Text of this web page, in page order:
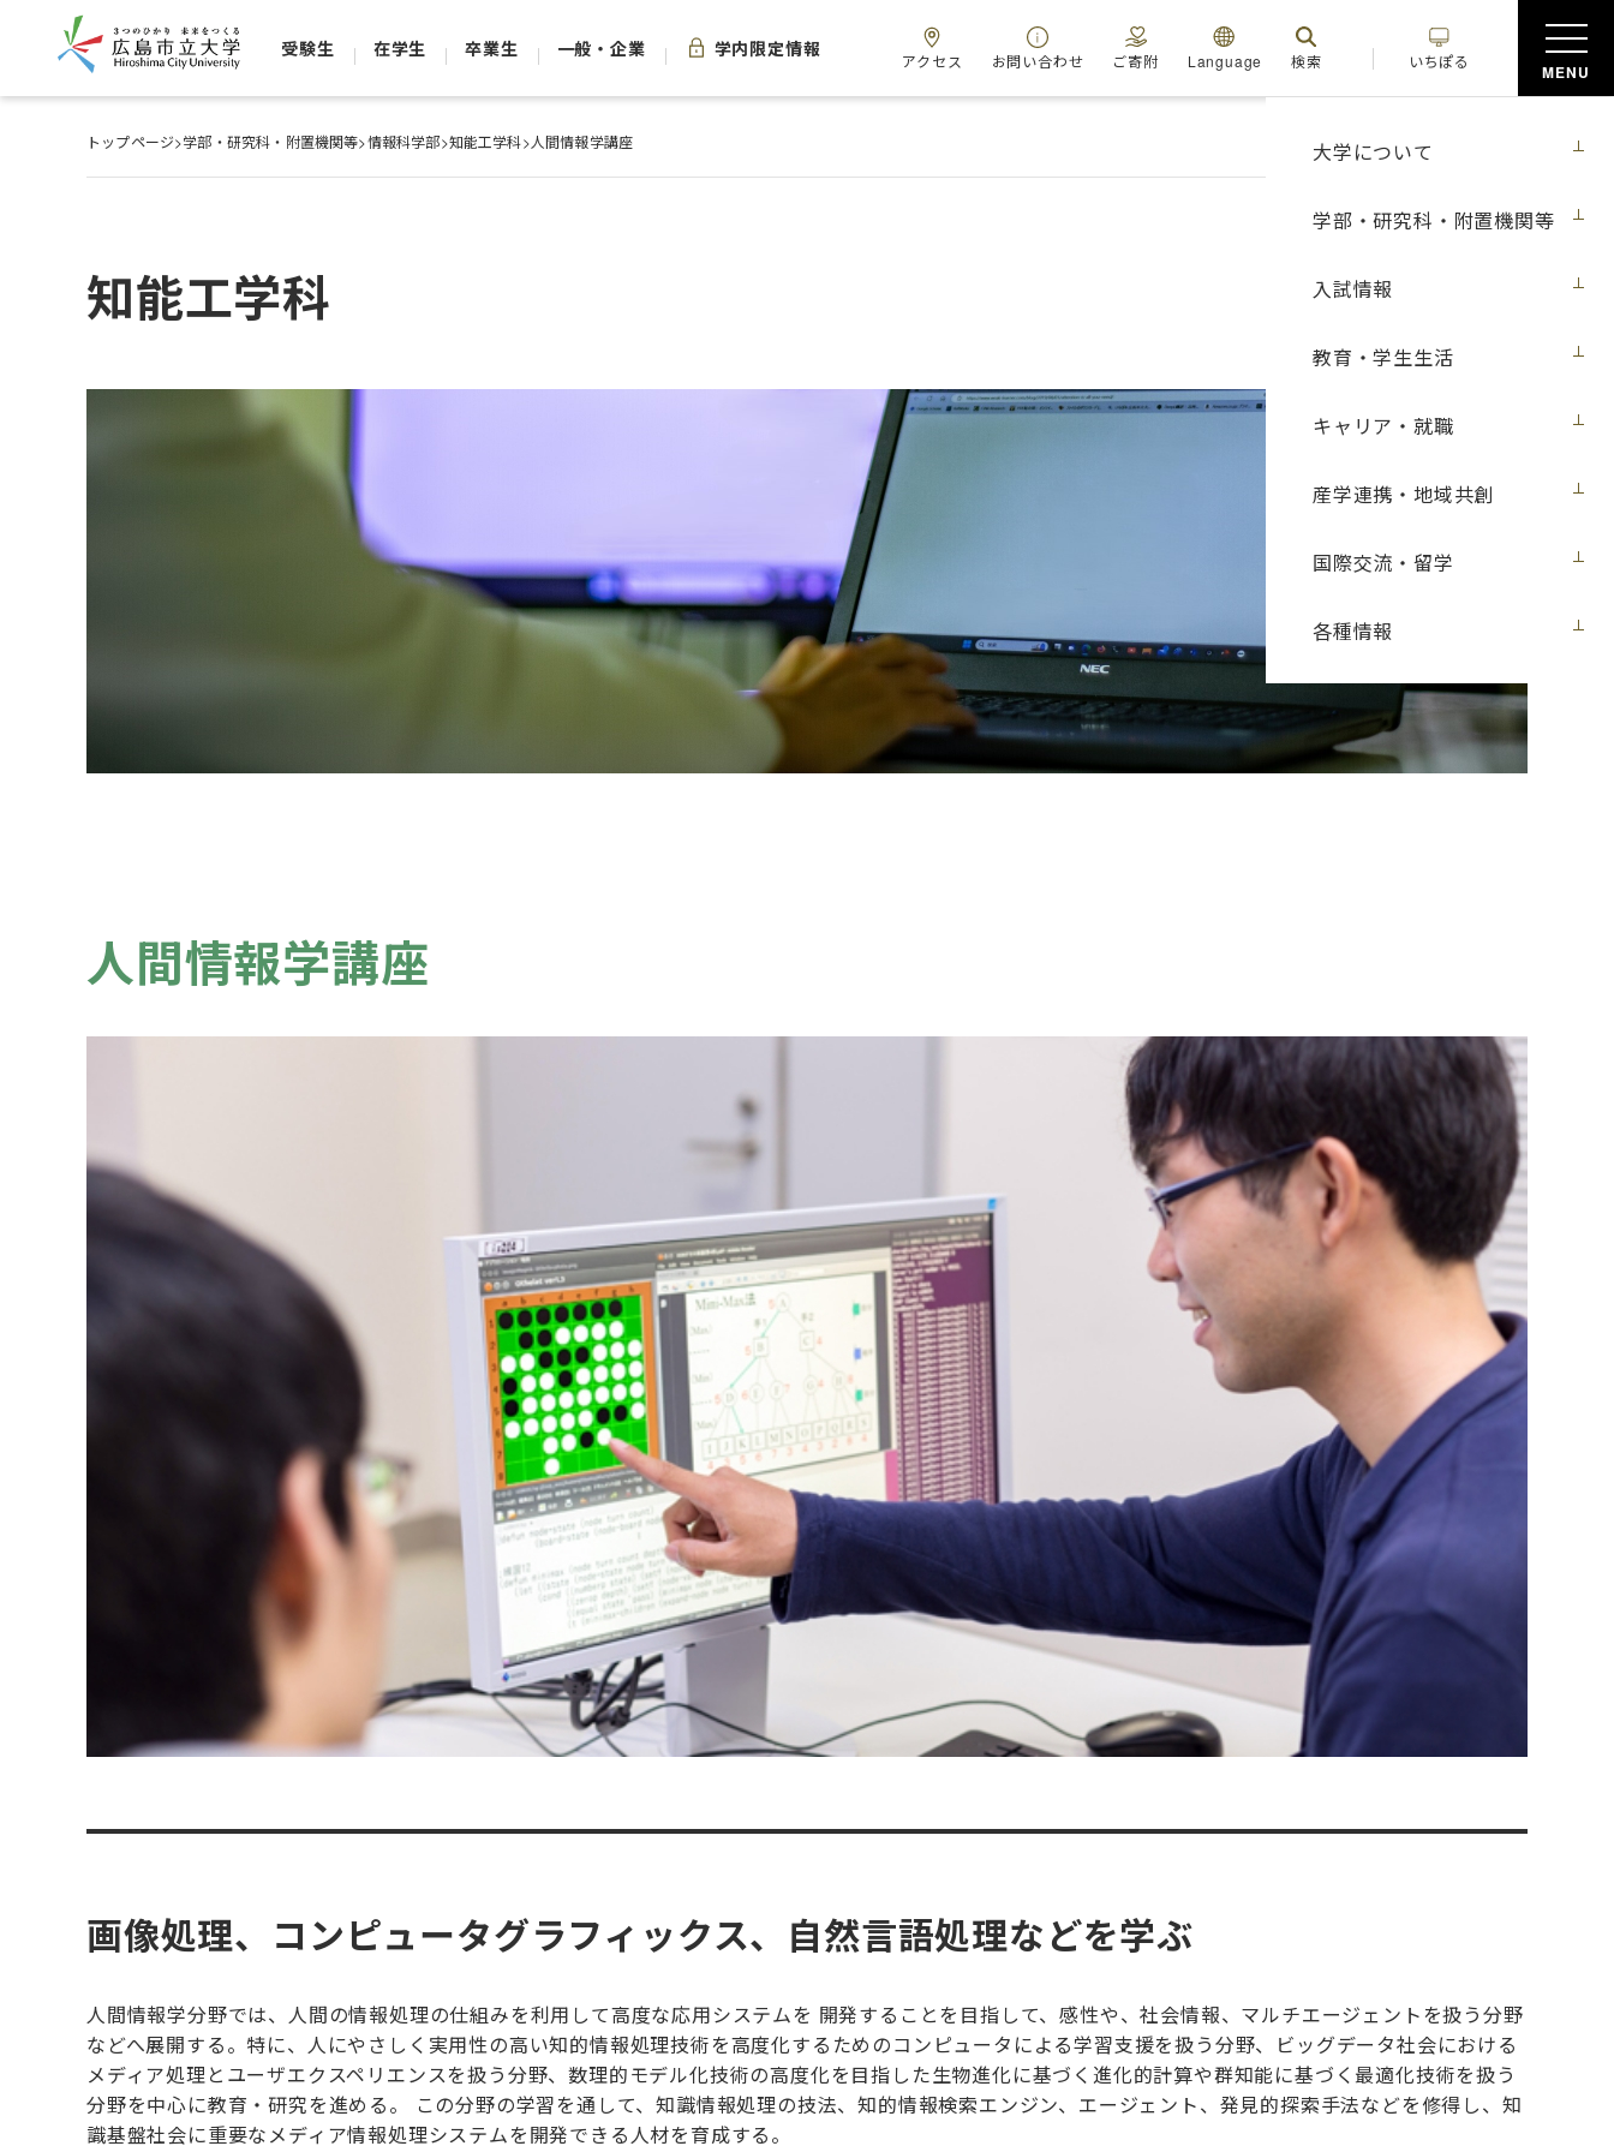
大学について
学部・研究科・附置機関等
入試情報
教育・学生生活
キャリア・就職
産学連携・地域共創
国際交流・留学
各種情報
受験生 在学生 卒業生 一般・企業 学内限定情報
アクセス お問い合わせ ご寄附 Language 検索 いちぽる
MENU
トップページ>学部・研究科・附置機関等>情報科学部>知能工学科>人間情報学講座
知能工学科
人間情報学講座
画像処理、コンピュータグラフィックス、自然言語処理などを学ぶ
人間情報学分野では、人間の情報処理の仕組みを利用して高度な応用システムを 開発することを目指して、感性や、社会情報、マルチエージェントを扱う分野
などへ展開する。特に、人にやさしく実用性の高い知的情報処理技術を高度化するためのコンピュータによる学習支援を扱う分野、ビッグデータ社会における
メディア処理とユーザエクスペリエンスを扱う分野、数理的モデル化技術の高度化を目指した生物進化に基づく進化的計算や群知能に基づく最適化技術を扱う
分野を中心に教育・研究を進める。 この分野の学習を通して、知識情報処理の技法、知的情報検索エンジン、エージェント、発見的探索手法などを修得し、知
識基盤社会に重要なメディア情報処理システムを開発できる人材を育成する。